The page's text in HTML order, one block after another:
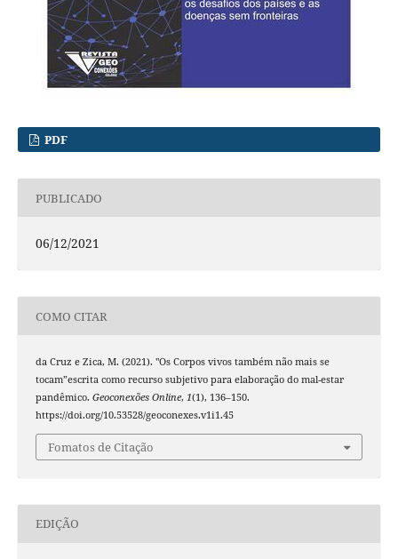
PDF
PUBLICADO
06/12/2021
COMO CITAR
da Cruz e Zica, M. (2021). "Os Corpos vivos também não mais se
tocam”escrita como recurso subjetivo para elaboração do mal-estar
pandêmico. Geoconexões Online, 1(1), 136–150.
https://doi.org/10.53528/geoconexes.v1i1.45
Fomatos de Citação
EDIÇÃO